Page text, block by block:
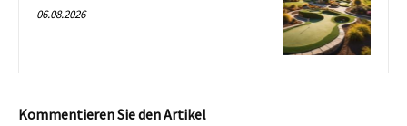
06.08.2026
Kommentieren Sie den Artikel